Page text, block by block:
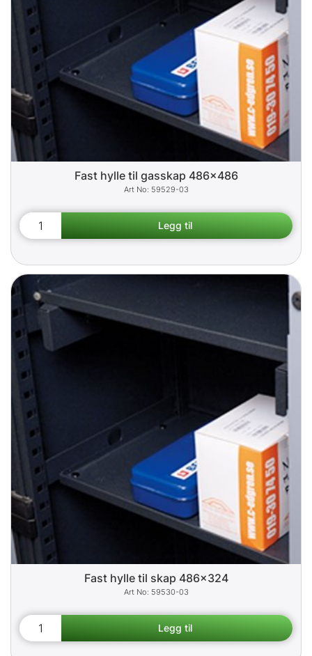
Fast hylle til gasskap 486x486
59529-03
Fast hylle til skap 486x324
59530-03